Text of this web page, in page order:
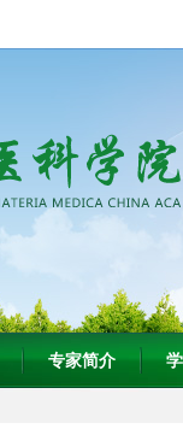
专家简介